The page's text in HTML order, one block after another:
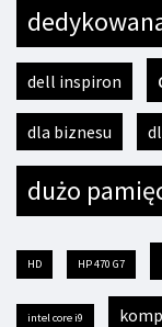
dell inspiron
dla biznesu
dużo
HD HP 470 G7
intel core i9